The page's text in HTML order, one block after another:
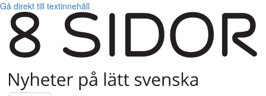
Gå direkt till textinnehåll